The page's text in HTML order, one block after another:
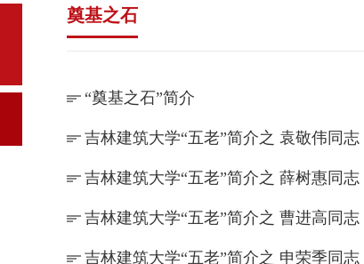
奠基之石
“奠基之石”简介
吉林建筑大学“五老”简介之 袁敬伟同志
吉林建筑大学“五老”简介之 薛树惠同志
吉林建筑大学“五老”简介之 曹进高同志
吉林建筑大学“五老”简介之 申荣季同志